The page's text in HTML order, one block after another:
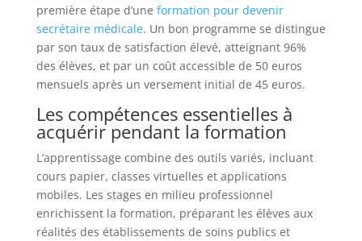
première étape d’une formation pour devenir
secrétaire médicale. Un bon programme se distingue
par son taux de satisfaction élevé, atteignant 96%
des élèves, et par un coût accessible de 50 euros
mensuels après un versement initial de 45 euros.
Les compétences essentielles à
acquérir pendant la formation
L’apprentissage combine des outils variés, incluant
cours papier, classes virtuelles et applications
mobiles. Les stages en milieu professionnel
enrichissent la formation, préparant les élèves aux
réalités des établissements de soins publics et